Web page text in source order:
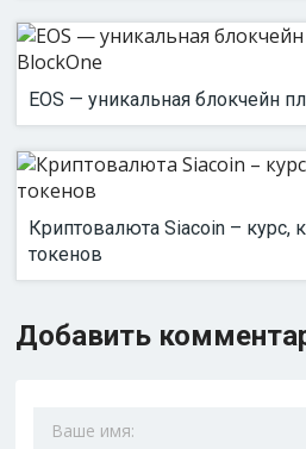
EOS — уникальная блокчейн
Криптовалюта Siacoin – курс,
токенов
Добавить